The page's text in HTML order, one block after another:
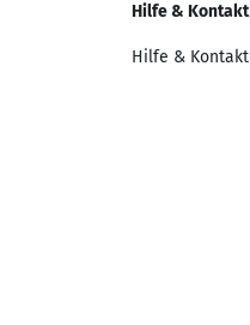
Hilfe & Kontakt
Hilfe & Kontakt